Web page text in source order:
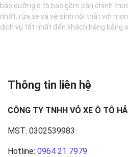
bảo dưỡng ô tô bao gồm cân chỉnh
nhớt, rửa xe và vệ sinh nội thất với
dịch vụ tốt nhất đến khách hàng bằng
Thông tin liên hệ
CÔNG TY TNHH VỎ XE Ô TÔ
MST: 0302539983
Hotline: 0964 21 7979